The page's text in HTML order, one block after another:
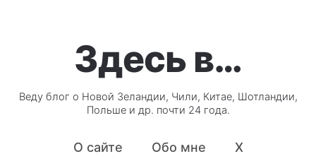
Здесь в…
Веду блог о Новой Зеландии, Чили, Китае, Шотландии,
Польше и др. почти 24 года.
О сайте Обо мне X